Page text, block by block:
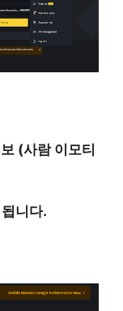
(사람 이모티
니다.